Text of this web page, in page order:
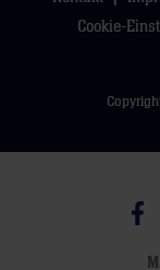
Cookie-